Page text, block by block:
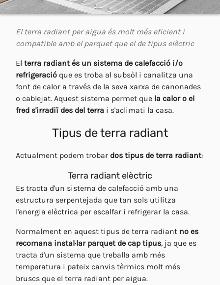
El terra radiant per aigua és molt més eficient i
compatible amb el parquet que el de tipus elèctric
El terra radiant és un sistema de calefacció i/o
refrigeració que es troba al subsòl i canalitza una
font de calor a través de la seva xarxa de canonades
o cablejat. Aquest sistema permet que la calor o el
fred s'irradiï des del terra i s'aclimati la casa.
Tipus de terra radiant
Actualment podem trobar dos tipus de terra radiant:
Terra radiant elèctric
Es tracta d'un sistema de calefacció amb una
estructura serpentejada que tan sols utilitza
l'energia elèctrica per escalfar i refrigerar la casa.
Normalment en aquest tipus de terra radiant no es
recomana instal·lar parquet de cap tipus, ja que es
tracta d'un sistema que treballa amb més
temperatura i pateix canvis tèrmics molt més
bruscs que el terra radiant per aigua.